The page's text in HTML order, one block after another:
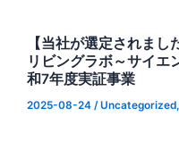
【当社が選定されま
リビングラボ～サイエ
和7年度実証事業
2025-08-24 /Uncategorized,